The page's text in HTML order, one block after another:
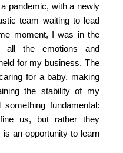
pandemic, with a newly
team waiting to lead
moment, I was in the
all the emotions and
for my business. The
for a baby, making
the stability of my
fundamental:
us, but rather they
an opportunity to learn